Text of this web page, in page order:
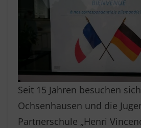
Seit 15 Jahren besuchen
Ochsenhausen und die
Partnerschule „Henri